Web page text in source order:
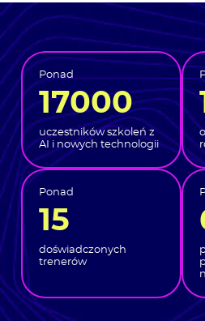
Ponad
17000
uczestników szkoleń z
AI i nowych technologii
Ponad
15
doświadczonych
trenerów